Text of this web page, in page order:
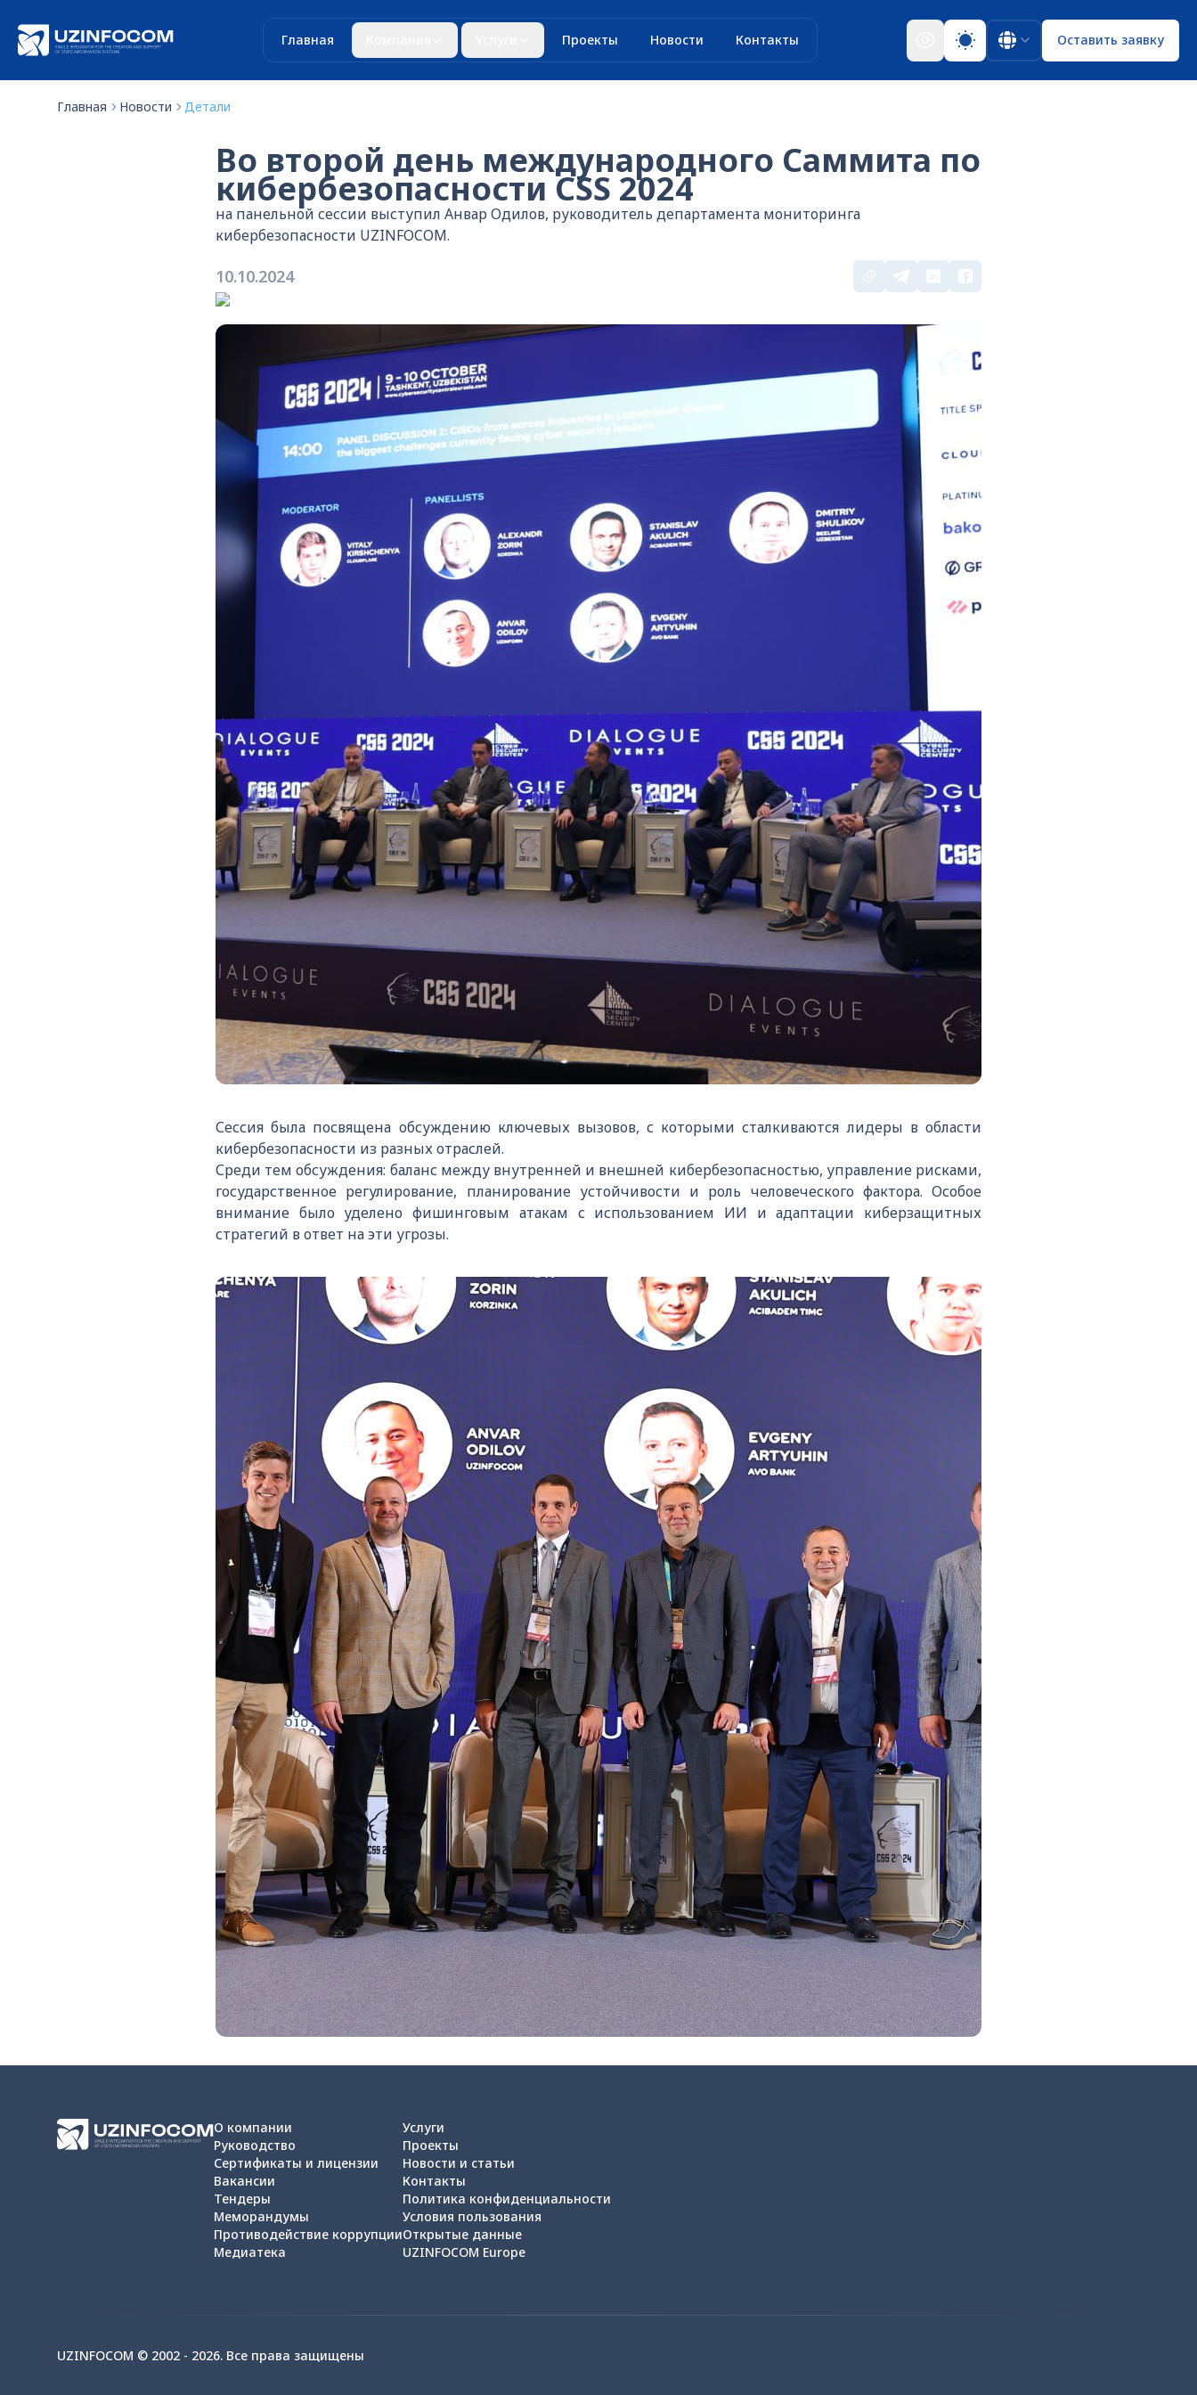
Главная Проекты Новости Контакты Оставить заявку
Главная Новости Детали
Во второй день международного Саммита по
кибербезопасности CSS 2024
на панельной сессии выступил Анвар Одилов, руководитель департамента мониторинга
кибербезопасности UZINFOCOM.
10.10.2024
Сессия была посвящена обсуждению ключевых вызовов, с которыми сталкиваются лидеры в области
кибербезопасности из разных отраслей.
Среди тем обсуждения: баланс между внутренней и внешней кибербезопасностью, управление рисками,
государственное регулирование, планирование устойчивости и роль человеческого фактора. Особое
внимание было уделено фишинговым атакам с использованием ИИ и адаптации киберзащитных
стратегий в ответ на эти угрозы.
О компании
Руководство
Сертификаты и лицензии
Вакансии
Тендеры
Меморандумы
Противодействие коррупции
Медиатека
Услуги
Проекты
Новости и статьи
Контакты
Политика конфиденциальности
Условия пользования
Открытые данные
UZINFOCOM Europe
UZINFOCOM © 2002 - 2026. Все права защищены